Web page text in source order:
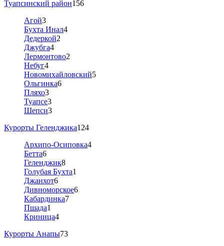
Туапсинский район156
Агой3
Бухта Инал4
Дедеркой2
Джубга4
Лермонтово2
Небуг4
Новомихайловский5
Ольгинка6
Пляхо3
Туапсе3
Шепси3
Курорты Геленджика124
Архипо-Осиповка4
Бетта6
Геленджик8
Голубая Бухта1
Джанхот6
Дивноморское6
Кабардинка7
Пшада1
Криница4
Курорты Анапы73